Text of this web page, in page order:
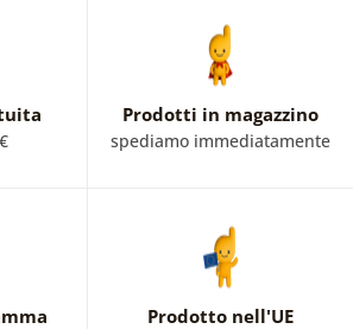
ad esempio, per la stanza dei
unico decorerà la vostra stanza.
Prodotti in magazzino
spediamo immediatamente
Prodotto nell'UE